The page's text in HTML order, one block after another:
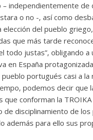
independientemente de
o no -, así como
del pueblo griego,
que más tarde
todo justas”, obligando a
en España
portugués casi a la
podemos decir que
que conforman la TROIKA
disciplinamiento de los
además para ello sus